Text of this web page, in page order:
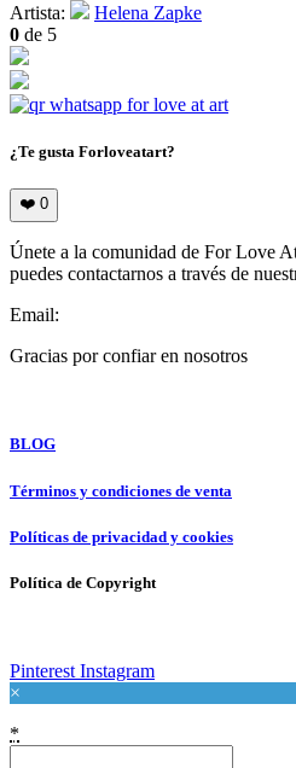
Artista:
Helena Zapke
0 de 5
¿Te gusta Forloveatart?
❤️ 0
Únete a la comunidad de For Love
puedes contactarnos a través de
Email:
Gracias por confiar en nosotros
BLOG
Términos y condiciones de venta
Políticas de privacidad y cookies
Política de Copyright
Pinterest Instagram
×
*